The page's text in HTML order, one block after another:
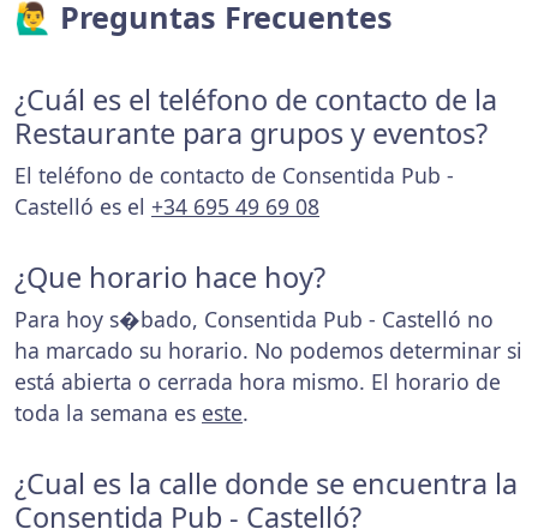
🙋‍♂️ Preguntas Frecuentes
¿Cuál es el teléfono de contacto de la
Restaurante para grupos y eventos?
El teléfono de contacto de Consentida Pub -
Castelló es el +34 695 49 69 08
¿Que horario hace hoy?
Para hoy s�bado, Consentida Pub - Castelló no
ha marcado su horario. No podemos determinar si
está abierta o cerrada hora mismo. El horario de
toda la semana es este.
¿Cual es la calle donde se encuentra la
Consentida Pub - Castelló?